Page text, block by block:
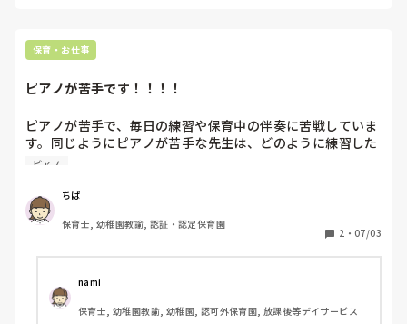
保育・お仕事
ピアノが苦手です！！！！
ピアノが苦手で、毎日の練習や保育中の伴奏に苦戦していま
す。同じようにピアノが苦手な先生は、どのように練習した
り工夫したりしていますか？少しでも自信を持って弾けるよ
ただきたいです。
ピアノ
ちぱ
保育士, 幼稚園教諭, 認証・認定保育園
2 ・ 07/03
nami
保育士, 幼稚園教諭, 幼稚園, 認可外保育園, 放課後等デイサービス